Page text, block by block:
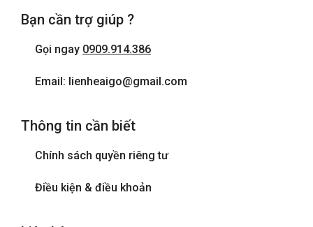
Điện thoại
Phòng tắm đứng
Bạn cần trợ giúp ?
Gọi ngay 0909.914.386
Email: lienheaigo@gmail.com
Thông tin cần biết
Chính sách quyền riêng tư
Điều kiện & điều khoản